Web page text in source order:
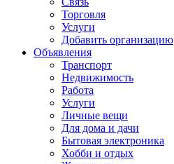
Торговля
Услуги
Добавить организацию
Объявления
Транспорт
Недвижимость
Работа
Услуги
Личные вещи
Для дома и дачи
Бытовая электроника
Хобби и отдых